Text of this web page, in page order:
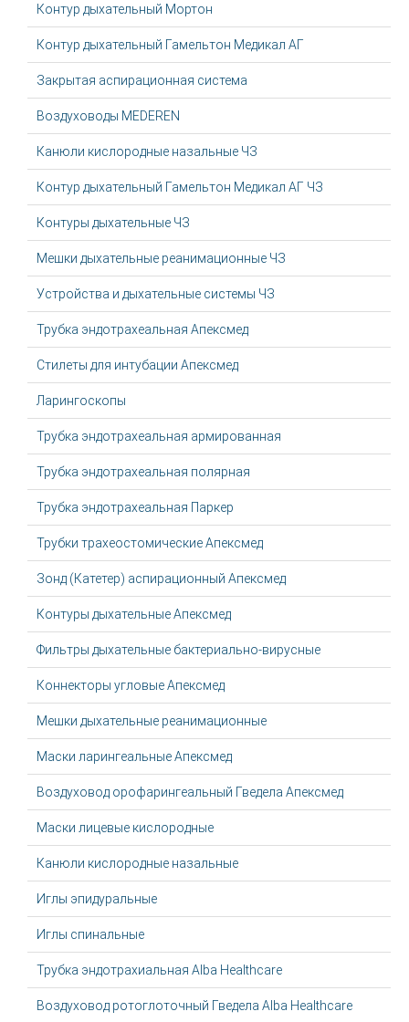
Контур дыхательный Мортон
Контур дыхательный Гамельтон Медикал АГ
Закрытая аспирационная система
Воздуховоды MEDEREN
Канюли кислородные назальные ЧЗ
Контур дыхательный Гамельтон Медикал АГ ЧЗ
Контуры дыхательные ЧЗ
Мешки дыхательные реанимационные ЧЗ
Устройства и дыхательные системы ЧЗ
Трубка эндотрахеальная Апексмед
Стилеты для интубации Апексмед
Ларингоскопы
Трубка эндотрахеальная армированная
Трубка эндотрахеальная полярная
Трубка эндотрахеальная Паркер
Трубки трахеостомические Апексмед
Зонд (Катетер) аспирационный Апексмед
Контуры дыхательные Апексмед
Фильтры дыхательные бактериально-вирусные
Коннекторы угловые Апексмед
Мешки дыхательные реанимационные
Маски ларингеальные Апексмед
Воздуховод орофарингеальный Гведела Апексмед
Маски лицевые кислородные
Канюли кислородные назальные
Иглы эпидуральные
Иглы спинальные
Трубка эндотрахиальная Alba Healthcare
Воздуховод ротоглоточный Гведела Alba Healthcare